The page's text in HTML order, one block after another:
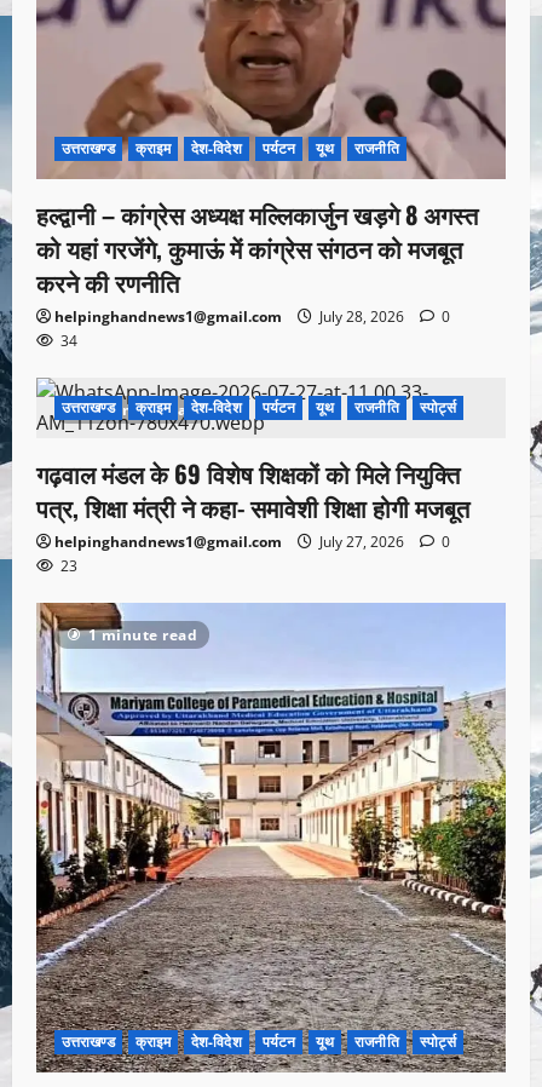
उत्तराखण्ड क्राइम देश-विदेश पर्यटन यूथ राजनीति
हल्द्वानी – कांग्रेस अध्यक्ष मल्लिकार्जुन खड़गे 8 अगस्त
को यहां गरजेंगे, कुमाऊं में कांग्रेस संगठन को मजबूत
करने की रणनीति
helpinghandnews1@gmail.com July 28, 2026
0
34
1 minute read
उत्तराखण्ड क्राइम देश-विदेश पर्यटन यूथ राजनीति स्पोर्ट्स
गढ़वाल मंडल के 69 विशेष शिक्षकों को मिले नियुक्ति
पत्र, शिक्षा मंत्री ने कहा- समावेशी शिक्षा होगी मजबूत
helpinghandnews1@gmail.com July 27, 2026
0
23
1 minute read
उत्तराखण्ड क्राइम देश-विदेश पर्यटन यूथ राजनीति स्पोर्ट्स